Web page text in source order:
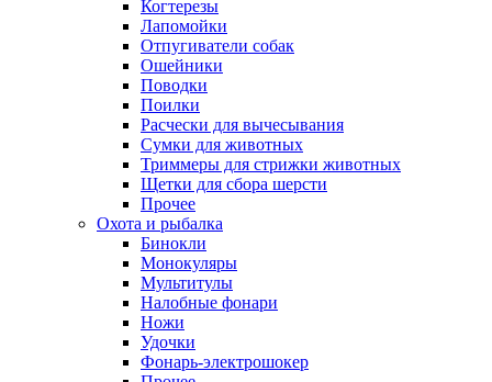
Когтерезы
Лапомойки
Отпугиватели собак
Ошейники
Поводки
Поилки
Расчески для вычесывания
Сумки для животных
Триммеры для стрижки животных
Щетки для сбора шерсти
Прочее
Охота и рыбалка
Бинокли
Монокуляры
Мультитулы
Налобные фонари
Ножи
Удочки
Фонарь-электрошокер